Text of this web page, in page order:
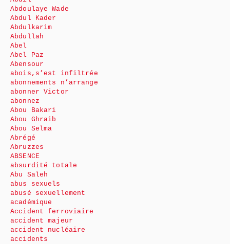
Abdoulaye Wade
Abdul Kader
Abdulkarim
Abdullah
Abel
Abel Paz
Abensour
abois,s’est infiltrée
abonnements n’arrange
abonner Victor
abonnez
Abou Bakari
Abou Ghraib
Abou Selma
Abrégé
Abruzzes
ABSENCE
absurdité totale
Abu Saleh
abus sexuels
abusé sexuellement
académique
Accident ferroviaire
accident majeur
accident nucléaire
accidents